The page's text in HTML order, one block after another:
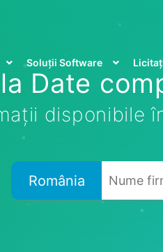
Soluții Software
Date
disponibile
România